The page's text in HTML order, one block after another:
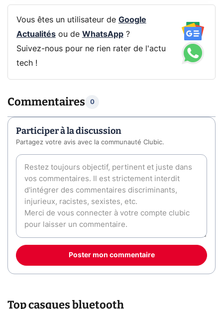
Vous êtes un utilisateur de Google
Actualitésou de WhatsApp?
Suivez-nous pour ne rien rater de l'actu
tech !
Commentaires 0
Participer à la discussion
Partagez votre avis avec la communauté Clubic.
Poster mon commentaire
Top casques bluetooth